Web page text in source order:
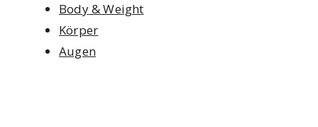
Body & Weight
Körper
Augen